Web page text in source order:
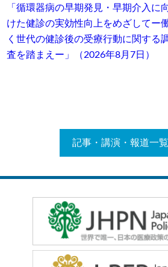
「循環器病の早期発見・早期介入に
けた健診の実効性向上をめざしてー
く世代の健診後の受療行動に関する
査を踏まえー」（2026年8月7日）
記事・講演・報道一